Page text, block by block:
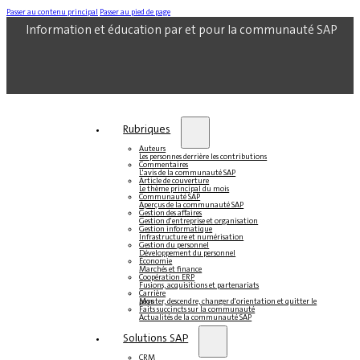
Passer au contenu principal Passer au pied de page
Information et éducation par et pour la communauté SAP
Rubriques
Auteurs
Les personnes derrière les contributions
Commentaires
L'avis de la communauté SAP
Article de couverture
Le thème principal du mois
Communauté SAP
Aperçus de la communauté SAP
Gestion des affaires
Gestion d'entreprise et organisation
Gestion informatique
Infrastructure et numérisation
Gestion du personnel
Développement du personnel
Économie
Marchés et finance
Coopération ERP
Fusions, acquisitions et partenariats
Carrière
Monter, descendre, changer d'orientation et quitter le pays
Faits succincts sur la communauté
Actualités de la communauté SAP
Solutions SAP
CRM